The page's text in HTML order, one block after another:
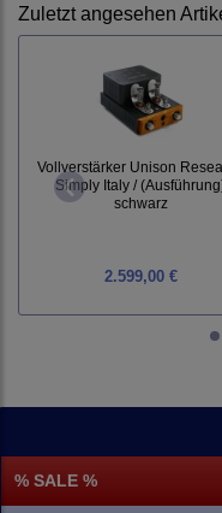
% SALE %
Zuletzt angesehen
Vollverstärker Unison
Simply Italy /
schwarz
2.599,00 €